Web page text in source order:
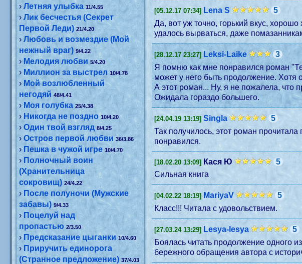
›Летняя улыбка 11/4.55
›Лик бесчестья (Секрет
Первой Леди) 21/4.20
›Любовь и возмездие (Мой
нежный враг) 9/4.22
› Мелодия любви 5/4.20
›Миллион за выстрел 10/4.78
›Мой возлюбленный
негодяй 48/4.41
›Моя голубка 25/4.38
›Никогда не поздно 10/4.20
›Один твой взгляд 8/4.25
›Остров первой любви 36/3.86
›Пешка в чужой игре 10/4.70
› Полночный воин
(Хранительница
сокровищ) 24/4.22
›После полуночи (Мужские
забавы) 9/4.33
›Поцелуй над
пропастью 2/3.50
›Предсказание цыганки 10/4.60
›Приручить единорога
(Странное предложение) 37/4.03
[05.12.17 07:34] Lena S
5
Да, вот уж точно, горький вкус,
удалось вырваться, даже
[28.12.17 23:27] Leksi-Laike
3
Я помню как мне понравился роман
может у него быть продолжение. Хотя
А этот роман... Ну, я не пожалела, что
Ожидала гораздо большего.
[24.04.19 13:19] Singla
5
Так получилось, этот роман
понравился.
[18.02.20 13:09] Кася Ю
5
Сильная книга
[04.02.22 18:19] MariyaV
5
Класс!!! Читала с удовольствием.
[27.03.24 13:29] Lesya-lesya
5
Боялась читать продолжение одного
бережного обращения автора с